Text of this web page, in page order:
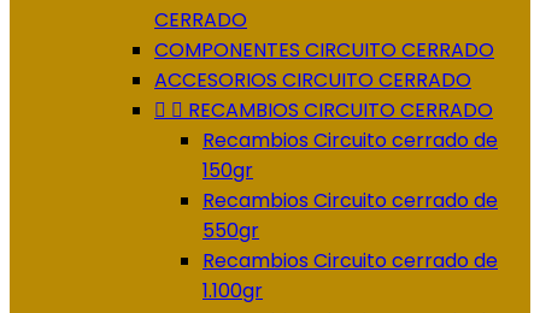
CERRADO
COMPONENTES CIRCUITO CERRADO
ACCESORIOS CIRCUITO CERRADO
  RECAMBIOS CIRCUITO CERRADO
Recambios Circuito cerrado de
150gr
Recambios Circuito cerrado de
550gr
Recambios Circuito cerrado de
1.100gr